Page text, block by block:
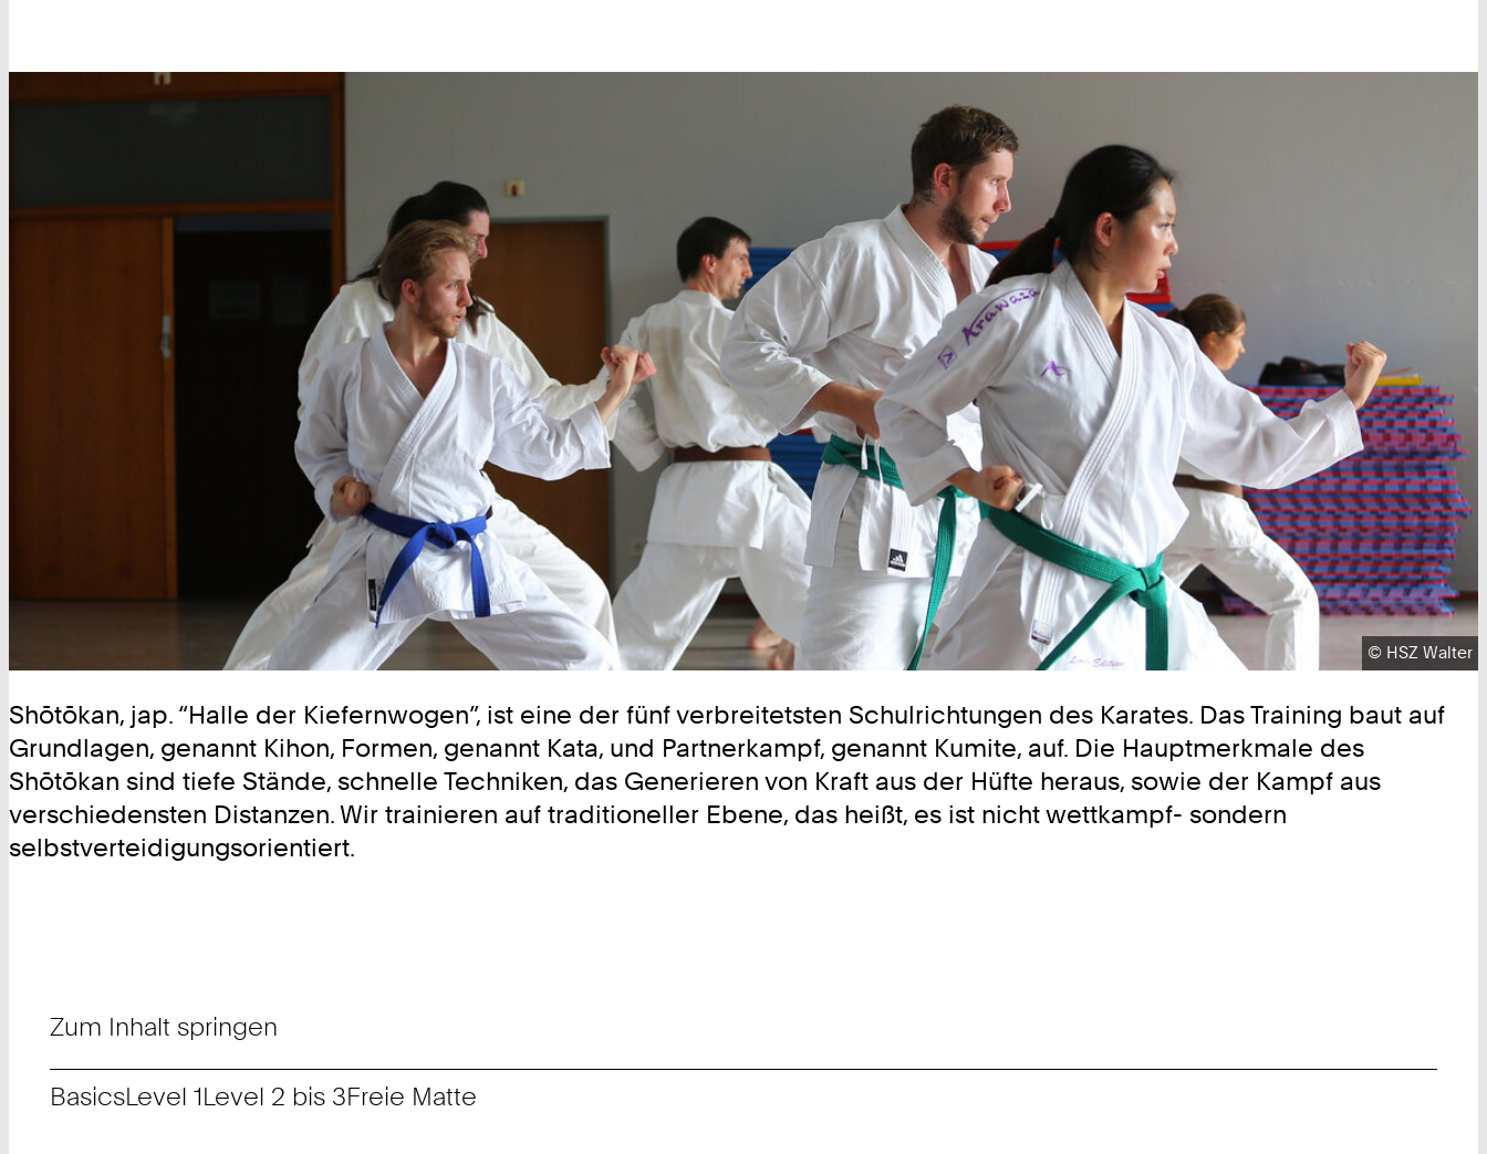
Urheberrecht:
© HSZ Walter
Shōtōkan, jap. “Halle der Kiefernwogen”, ist eine der fünf verbreitetsten Schulrichtungen des Karates. Das Training baut auf
Grundlagen, genannt Kihon, Formen, genannt Kata, und Partnerkampf, genannt Kumite, auf. Die Hauptmerkmale des
Shōtōkan sind tiefe Stände, schnelle Techniken, das Generieren von Kraft aus der Hüfte heraus, sowie der Kampf aus
verschiedensten Distanzen. Wir trainieren auf traditioneller Ebene, das heißt, es ist nicht wettkampf- sondern
selbstverteidigungsorientiert.
Zum Inhalt springen
BasicsLevel 1Level 2 bis 3Freie Matte